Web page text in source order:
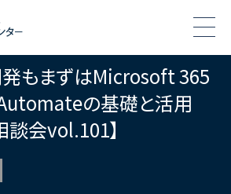
発もまずはMicrosoft 365
の基礎と活用
談会vol.101】